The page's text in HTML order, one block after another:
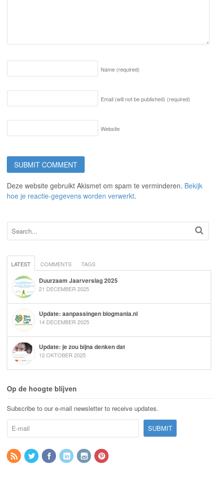
Name (required)
Email (will not be published) (required)
Website
Deze website gebruikt Akismet om spam te verminderen. Bekijk
hoe je reactie-gegevens worden verwerkt.
LATEST COMMENTS TAGS
Duurzaam Jaarverslag 2025
21 DECEMBER 2025
Update: aanpassingen blogmania.nl
14 DECEMBER 2025
Update: je zou bijna denken dat
12 OKTOBER 2025
Op de hoogte blijven
Subscribe to our e-mail newsletter to receive updates.